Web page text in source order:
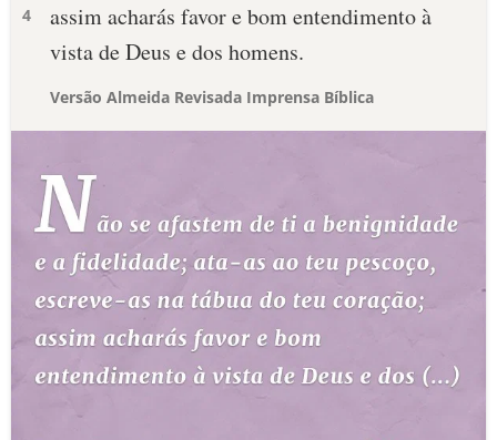
4
assim acharás favor e bom entendimento à
vista de Deus e dos homens.
Versão Almeida Revisada Imprensa Bíblica